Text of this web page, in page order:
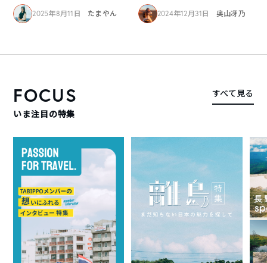
2025年8月11日 たまやん 2024年12月31日 奥山冴乃
FOCUS
いま注目の特集
すべて見る